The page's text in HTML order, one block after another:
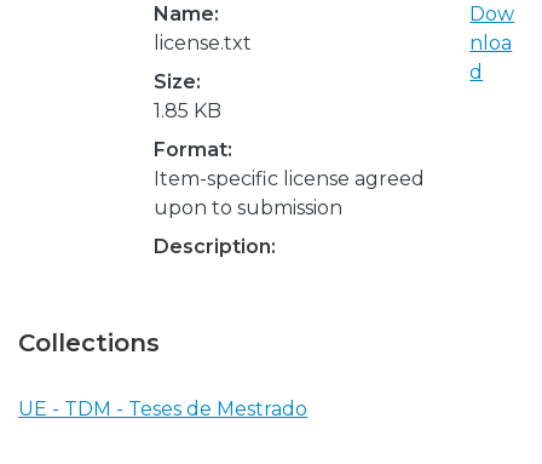
Name:
license.txt
Size:
1.85 KB
Format:
Item-specific license agreed
upon to submission
Description:
Dow
nloa
d
Collections
UE - TDM - Teses de Mestrado